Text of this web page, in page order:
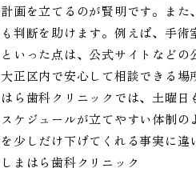
計画を立てるのが賢明です。ま
も判断を助けます。例えば、手
といった点は、公式サイトなどの
大正区内で安心して相談できる
はら歯科クリニックでは、土曜
スケジュールが立てやすい体制
を少しだけ下げてくれる事実に違
しまはら歯科クリニック